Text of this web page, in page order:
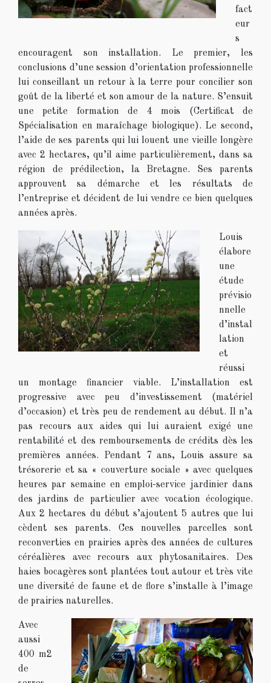
fact
eur
s
encouragent son installation. Le premier, les
conclusions d’une session d’orientation professionnelle
lui conseillant un retour à la terre pour concilier son
goût de la liberté et son amour de la nature. S’ensuit
une petite formation de 4 mois (Certificat de
Spécialisation en maraîchage biologique). Le second,
l’aide de ses parents qui lui louent une vieille longère
avec 2 hectares, qu’il aime particulièrement, dans sa
région de prédilection, la Bretagne. Ses parents
approuvent sa démarche et les résultats de
l’entreprise et décident de lui vendre ce bien quelques
années après.
Louis
élabore
une
étude
prévisio
nnelle
d’instal
lation
et
réussi
un montage financier viable. L’installation est
progressive avec peu d’investissement (matériel
d’occasion) et très peu de rendement au début. Il n’a
pas recours aux aides qui lui auraient exigé une
rentabilité et des remboursements de crédits dès les
premières années. Pendant 7 ans, Louis assure sa
trésorerie et sa « couverture sociale » avec quelques
heures par semaine en emploi-service jardinier dans
des jardins de particulier avec vocation écologique.
Aux 2 hectares du début s’ajoutent 5 autres que lui
cèdent ses parents. Ces nouvelles parcelles sont
reconverties en prairies après des années de cultures
céréalières avec recours aux phytosanitaires. Des
haies bocagères sont plantées tout autour et très vite
une diversité de faune et de flore s’installe à l’image
de prairies naturelles.
Avec
aussi
400 m2
de